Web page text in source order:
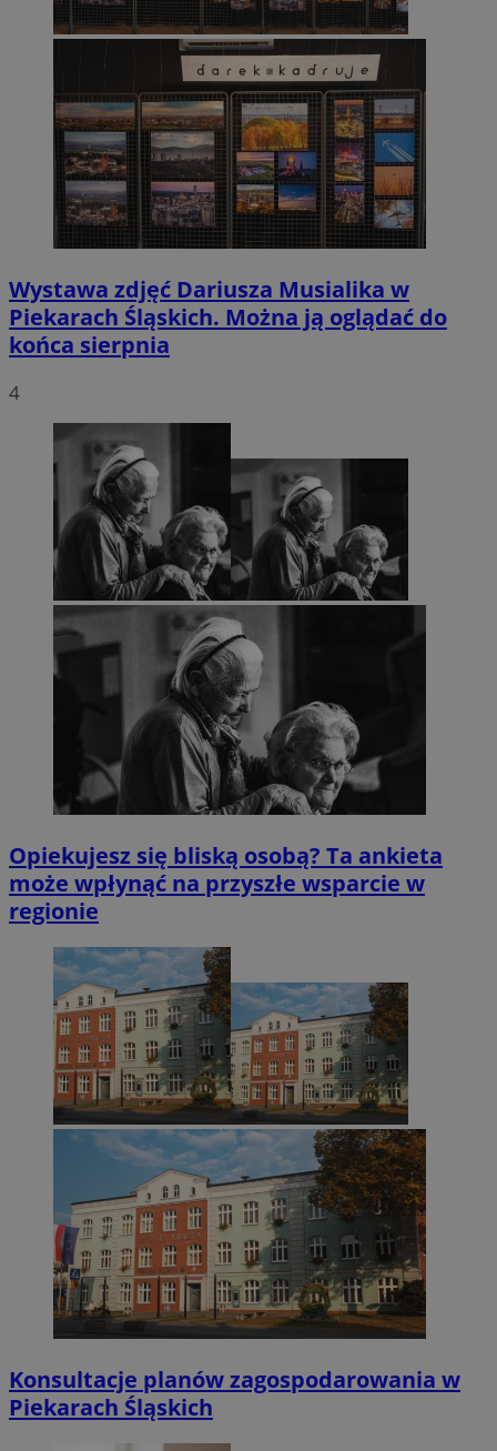
Wystawa zdjęć Dariusza Musialika w
Piekarach Śląskich. Można ją oglądać do
końca sierpnia
4
Opiekujesz się bliską osobą? Ta ankieta
może wpłynąć na przyszłe wsparcie w
regionie
Konsultacje planów zagospodarowania w
Piekarach Śląskich